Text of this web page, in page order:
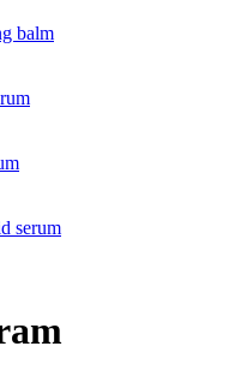
balm
serum